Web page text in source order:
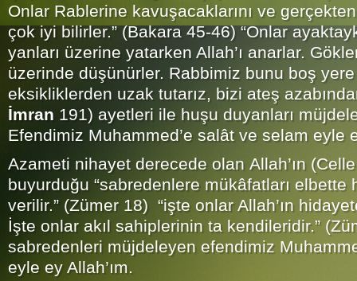
Onlar Rablerine kavuşacaklarını ve
çok iyi bilirler.” (Bakara 45-46) “Onlar
yanları üzerine yatarken Allah’ı anarlar.
üzerinde düşünürler. Rabbimiz bunu boş
eksikliklerden uzak tutarız, bizi ateş
İmran 191) ayetleri ile huşu duyanları
Efendimiz Muhammed’e salât ve selam eyle
Azameti nihayet derecede olan Allah’ın
buyurduğu “sabredenlere mükâfatları elbette
verilir.” (Zümer 18) “işte onlar Allah’ın
İşte onlar akıl sahiplerinin ta kendileridir.”
sabredenleri müjdeleyen efendimiz
eyle ey Allah’ım.